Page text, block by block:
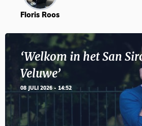
Floris Roos
‘Welkom in het San
Veluwe’
08 JULI 2026 - 14:52